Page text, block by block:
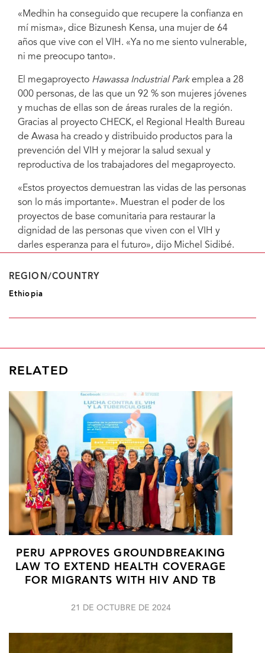
«Medhin ha conseguido que recupere la confianza en
mí misma», dice Bizunesh Kensa, una mujer de 64
años que vive con el VIH. «Ya no me siento vulnerable,
ni me preocupo tanto».
El megaproyecto Hawassa Industrial Parkemplea a 28
000 personas, de las que un 92 % son mujeres jóvenes
y muchas de ellas son de áreas rurales de la región.
Gracias al proyecto CHECK, el Regional Health Bureau
de Awasa ha creado y distribuido productos para la
prevención del VIH y mejorar la salud sexual y
reproductiva de los trabajadores del megaproyecto.
«Estos proyectos demuestran las vidas de las personas
son lo más importante». Muestran el poder de los
proyectos de base comunitaria para restaurar la
dignidad de las personas que viven con el VIH y
darles esperanza para el futuro», dijo Michel Sidibé.
REGION/COUNTRY
Ethiopia
RELATED
PERU APPROVES GROUNDBREAKING
LAW TO EXTEND HEALTH COVERAGE
FOR MIGRANTS WITH HIV AND TB
21 DE OCTUBRE DE 2024